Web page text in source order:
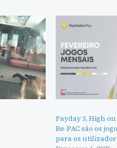
Payday 3, High
Re-PAC são os
para os